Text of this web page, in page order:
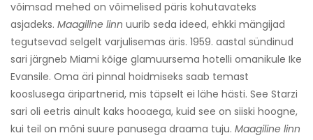
võimsad mehed on võimelised päris kohutavateks
asjadeks. Maagiline linn uurib seda ideed, ehkki mängijad
tegutsevad selgelt varjulisemas äris. 1959. aastal sündinud
sari järgneb Miami kõige glamuursema hotelli omanikule Ike
Evansile. Oma äri pinnal hoidmiseks saab temast
kooslusega äripartnerid, mis täpselt ei lähe hästi. See Starzi
sari oli eetris ainult kaks hooaega, kuid see on siiski hoogne,
kui teil on mõni suure panusega draama tuju. Maagiline linn